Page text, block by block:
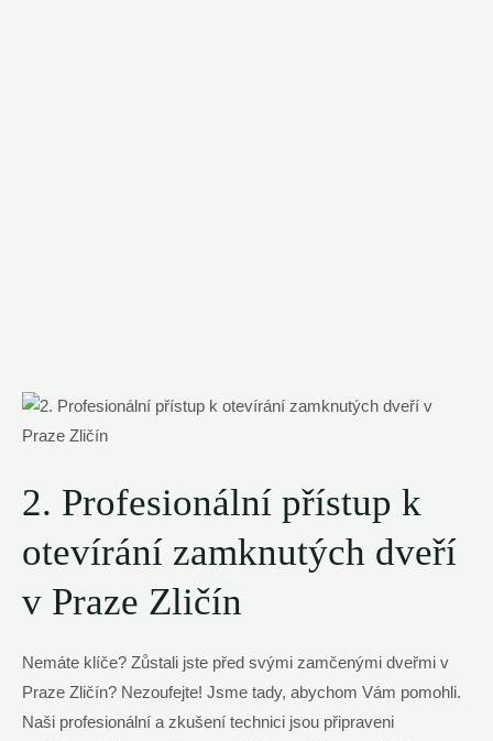
2. Profesionální přístup k
otevírání zamknutých dveří
v Praze Zličín
Nemáte klíče? Zůstali jste před svými zamčenými dveřmi v
Praze Zličín? Nezoufejte! Jsme tady, abychom Vám pomohli.
Naši profesionální a zkušení technici jsou připraveni